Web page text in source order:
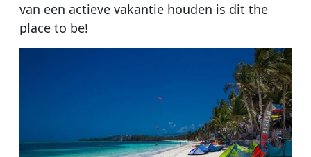
van een actieve vakantie houden is dit the
place to be!